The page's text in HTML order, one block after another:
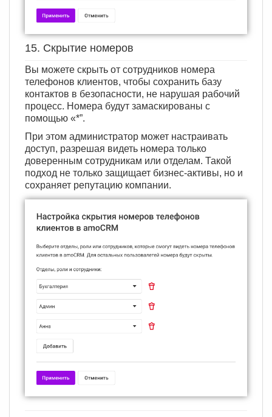
15. Скрытие номеров
Вы можете скрыть от сотрудников номера
телефонов клиентов, чтобы сохранить базу
контактов в безопасности, не нарушая рабочий
процесс. Номера будут замаскированы с
помощью «*”.
При этом администратор может настраивать
доступ, разрешая видеть номера только
доверенным сотрудникам или отделам. Такой
подход не только защищает бизнес-активы, но и
сохраняет репутацию компании.